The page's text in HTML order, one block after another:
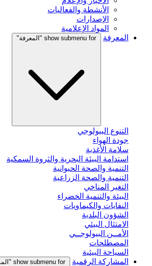
الأنشطة والفعاليات
الإصدارات
المواد الإعلامية
المعرفة
show submenu for "المعرفة"
التنوع البيولوجي
جودة الهواء
سلامة الأغذية
استدامة البيئة البحرية والثروة السمكية
التنمية والصحة الحيوانية
التنمية والصحة الزراعية
التغير المناخي
البيئة والتنمية الخضراء
النفايات والكيماويات
الشؤون البلدية
الامتثال البيئي
الأمــن البيولوجــي
المصطلحات
السياحة البيئية
المشاركة الرقمية
show submenu for "المشاركة الرقمية"